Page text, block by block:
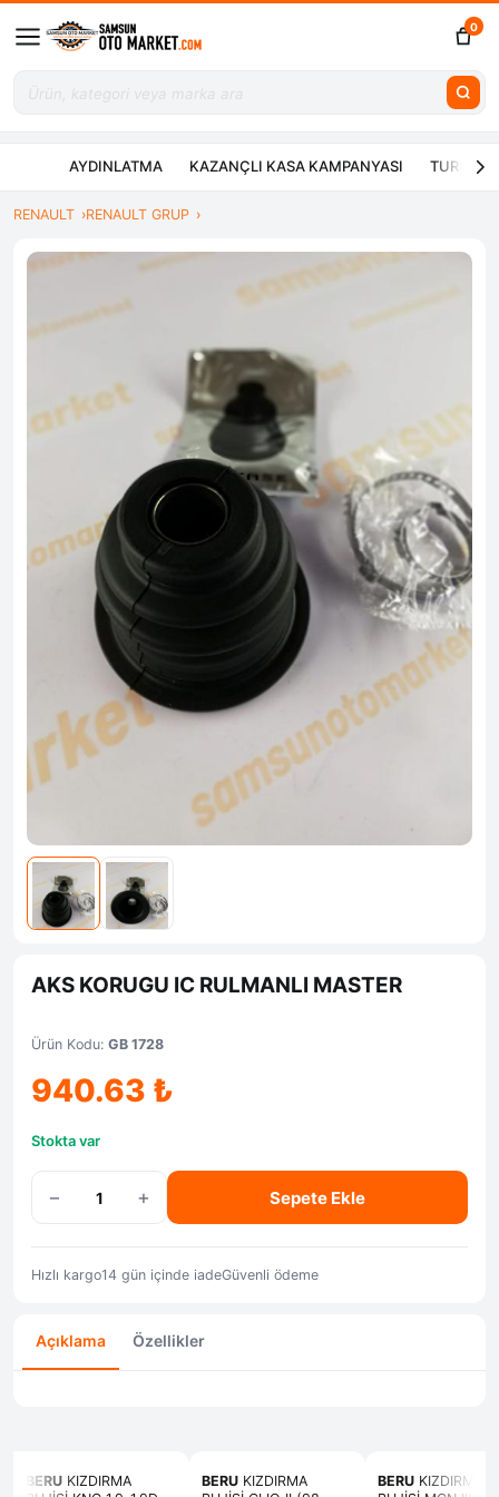
0
AYDINLATMA KAZANÇLI KASA KAMPANYASI TURBO
RENAULT RENAULT GRUP
AKS KORUGU IC RULMANLI MASTER
Ürün Kodu: GB 1728
940.63 ₺
Stokta var
− + Sepete Ekle
Hızlı kargo14 gün içinde iadeGüvenli ödeme
Açıklama Özellikler
BERU KIZDIRMA
BERU KIZDIRMA
BERU KIZDIRMA